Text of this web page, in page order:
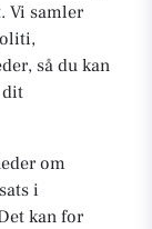
Vi samler
så du kan
dit
om
i
kan for